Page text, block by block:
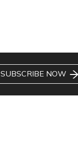
SUBSCRIBE NOW